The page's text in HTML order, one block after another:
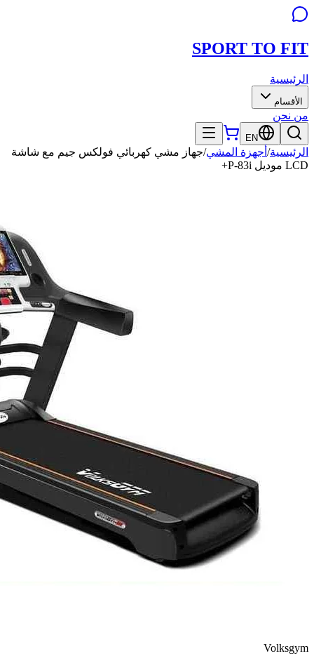
SPORT TO FIT
الرئيسية
الأقسام
من نحن
EN
الرئيسية/ أجهزة المشي/جهاز مشي كهربائي فولكس جيم مع شاشة
LCD موديل P-83i+
Volksgym